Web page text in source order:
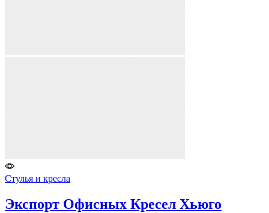
Стулья и кресла
Экспорт Офисных Кресел Хьюго